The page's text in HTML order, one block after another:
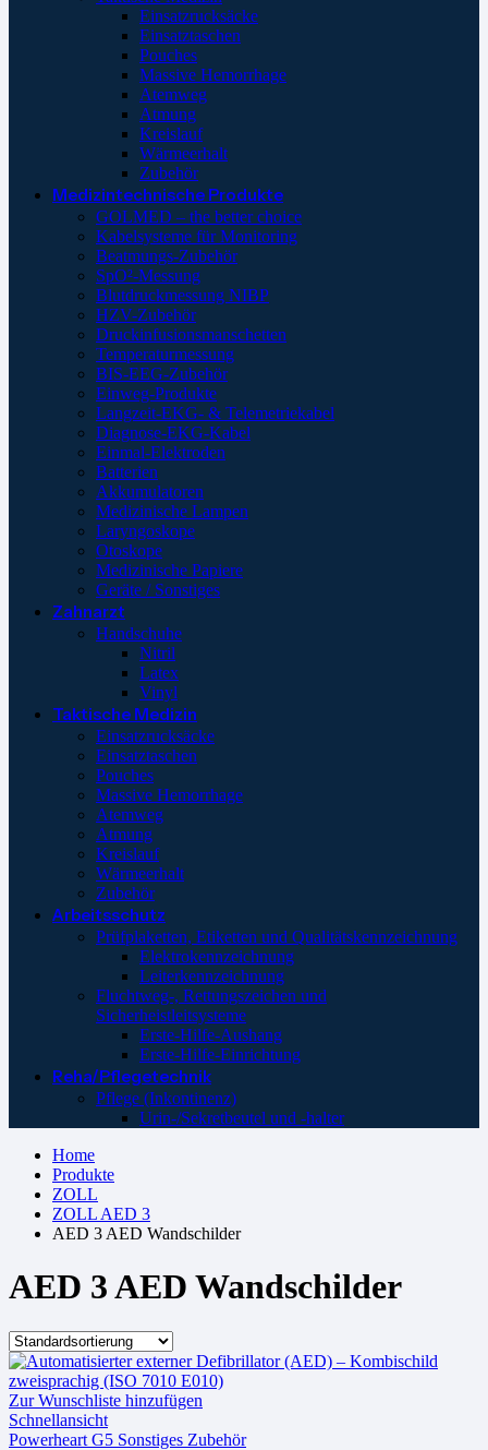
Einsatzrucksäcke
Einsatztaschen
Pouches
Massive Hemorrhage
Atemweg
Atmung
Kreislauf
Wärmeerhalt
Zubehör
Medizintechnische Produkte
GOLMED – the better choice
Kabelsysteme für Monitoring
Beatmungs-Zubehör
SpO²-Messung
Blutdruckmessung NIBP
HZV-Zubehör
Druckinfusionsmanschetten
Temperaturmessung
BIS-EEG-Zubehör
Einweg-Produkte
Langzeit-EKG- & Telemetriekabel
Diagnose-EKG-Kabel
Einmal-Elektroden
Batterien
Akkumulatoren
Medizinische Lampen
Laryngoskope
Otoskope
Medizinische Papiere
Geräte / Sonstiges
Zahnarzt
Handschuhe
Nitril
Latex
Vinyl
Taktische Medizin
Einsatzrucksäcke
Einsatztaschen
Pouches
Massive Hemorrhage
Atemweg
Atmung
Kreislauf
Wärmeerhalt
Zubehör
Arbeitsschutz
Prüfplaketten, Etiketten und Qualitätskennzeichnung
Elektrokennzeichnung
Leiterkennzeichnung
Fluchtweg-, Rettungszeichen und
Sicherheistleitsysteme
Erste-Hilfe-Aushang
Erste-Hilfe-Einrichtung
Reha/Pflegetechnik
Pflege (Inkontinenz)
Urin-/Sekretbeutel und -halter
Home
Produkte
ZOLL
ZOLL AED 3
AED 3 AED Wandschilder
AED 3 AED Wandschilder
Zur Wunschliste hinzufügen
Schnellansicht
Powerheart G5 Sonstiges Zubehör